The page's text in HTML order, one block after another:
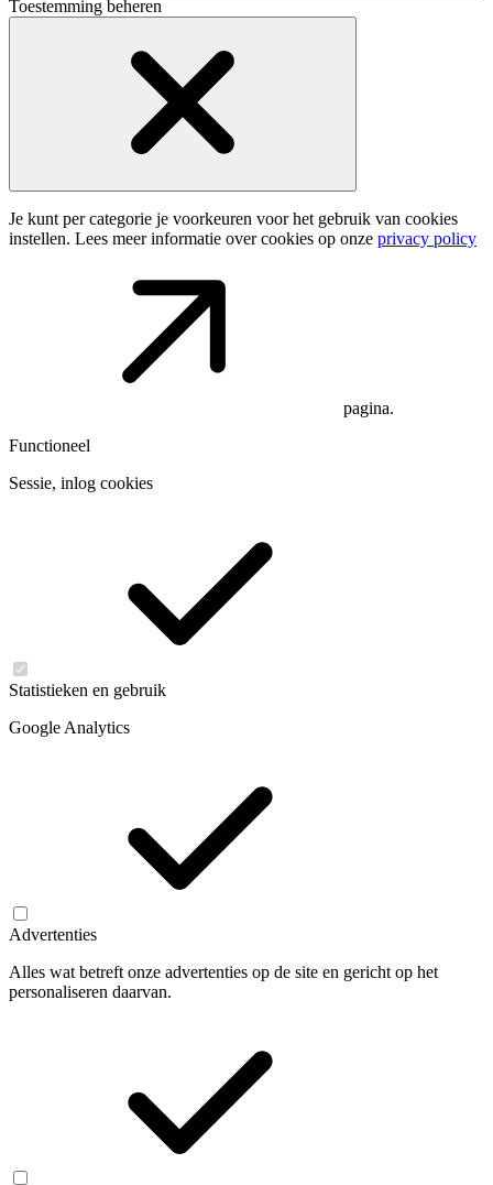
Toestemming beheren
Je kunt per categorie je voorkeuren voor het gebruik van cookies
instellen. Lees meer informatie over cookies op onze privacy policy
pagina.
Functioneel
Sessie, inlog cookies
Statistieken en gebruik
Google Analytics
Advertenties
Alles wat betreft onze advertenties op de site en gericht op het
personaliseren daarvan.